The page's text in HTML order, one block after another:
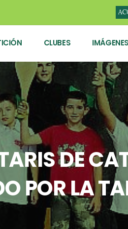
CLUBES IMÁGENES
DE
POR LA